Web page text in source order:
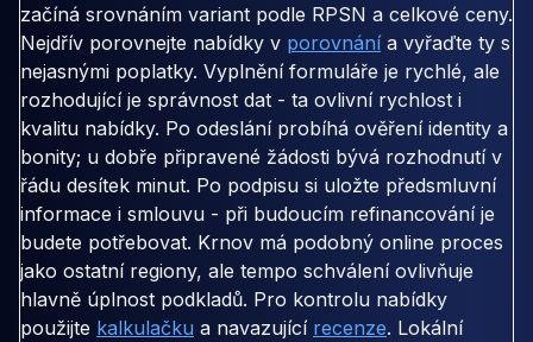
začíná srovnáním variant podle RPSN a celkové ceny.
Nejdřív porovnejte nabídky v porovnánía vyřaďte ty s
nejasnými poplatky. Vyplnění formuláře je rychlé, ale
rozhodující je správnost dat - ta ovlivní rychlost i
kvalitu nabídky. Po odeslání probíhá ověření identity a
bonity; u dobře připravené žádosti bývá rozhodnutí v
řádu desítek minut. Po podpisu si uložte předsmluvní
informace i smlouvu - při budoucím refinancování je
budete potřebovat. Krnov má podobný online proces
jako ostatní regiony, ale tempo schválení ovlivňuje
hlavně úplnost podkladů. Pro kontrolu nabídky
použijte kalkulačku a navazující recenze. Lokální